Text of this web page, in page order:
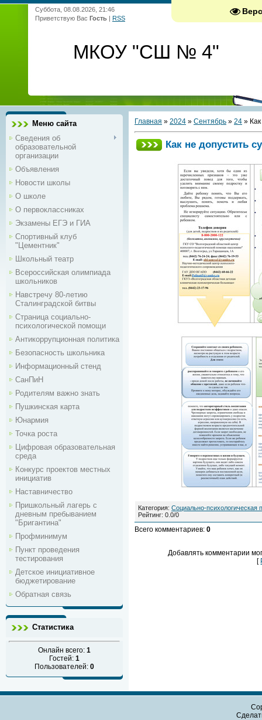
Суббота, 08.08.2026, 21:46
Приветствую Вас Гость | RSS
МКОУ "СШ № 4"
Меню сайта
Сведения об
образовательной
организации
Объявления
Новости школы
О школе
О первоклассниках
Экзамены ЕГЭ и ГИА
Спортивный клуб
"Цементник"
Школьный театр
Всероссийская олимпиада
школьников
Навстречу 80-летию
Сталинградской битвы
Страница социально-
психологической помощи
Антикоррупционная политика
Безопасность школьника
Информационный стенд
СанПиН
Родителям важно знать
Пушкинская карта
Юнармия
Точка роста
Цифровая образовательная
среда
Конкурс проектов местных
инициатив
Наставничество
Пришкольный лагерь с
дневным пребыванием
"Бригантина"
Профминимум
Пункт проведения
тестирования
Детское инициативное
бюджетирование
Обратная связь
Статистика
Онлайн всего: 1
Гостей: 1
Пользователей: 0
Главная » 2024 » Сентябрь » 24 »
Как не допустить
Категория: Социально-психологическая
Рейтинг: 0.0/0
Всего комментариев: 0
Добавлять комментарии
[